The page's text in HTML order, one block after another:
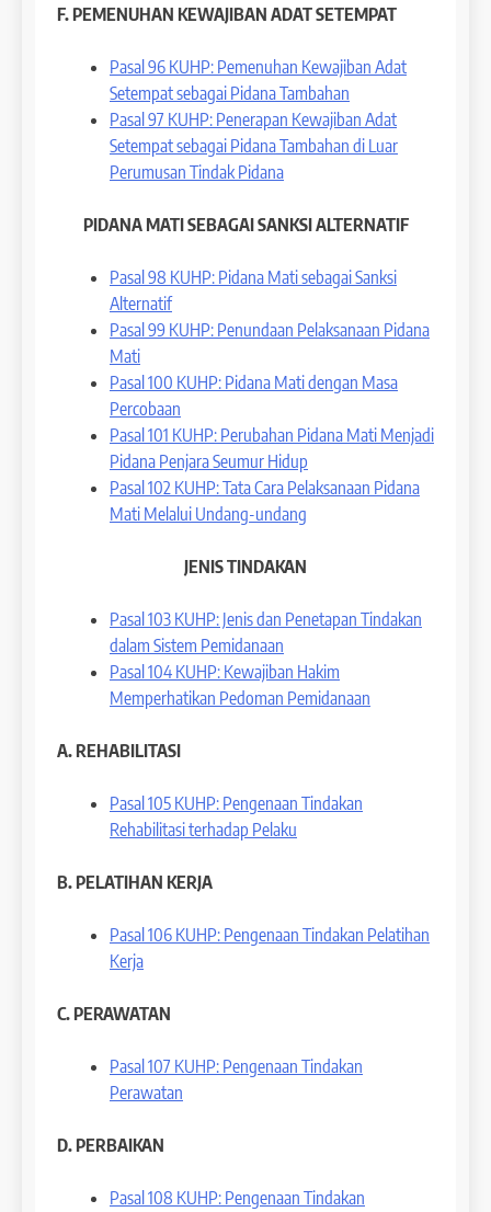
F. PEMENUHAN KEWAJIBAN ADAT SETEMPAT
Pasal 96 KUHP: Pemenuhan Kewajiban Adat
Setempat sebagai Pidana Tambahan
Pasal 97 KUHP: Penerapan Kewajiban Adat
Setempat sebagai Pidana Tambahan di Luar
Perumusan Tindak Pidana
PIDANA MATISEBAGAI SANKSI ALTERNATIF
Pasal 98 KUHP: Pidana Mati sebagai Sanksi
Alternatif
Pasal 99 KUHP: Penundaan Pelaksanaan Pidana
Mati
Pasal 100 KUHP: Pidana Mati dengan Masa
Percobaan
Pasal 101 KUHP: Perubahan Pidana Mati Menjadi
Pidana Penjara Seumur Hidup
Pasal 102 KUHP: Tata Cara Pelaksanaan Pidana
Mati Melalui Undang-undang
JENIS TINDAKAN
Pasal 103 KUHP: Jenis dan Penetapan Tindakan
dalam Sistem Pemidanaan
Pasal 104 KUHP: Kewajiban Hakim
Memperhatikan Pedoman Pemidanaan
A. REHABILITASI
Pasal 105 KUHP: Pengenaan Tindakan
Rehabilitasi terhadap Pelaku
B. PELATIHAN KERJA
Pasal 106 KUHP: Pengenaan Tindakan Pelatihan
Kerja
C. PERAWATAN
Pasal 107 KUHP: Pengenaan Tindakan
Perawatan
D. PERBAIKAN
Pasal 108 KUHP: Pengenaan Tindakan